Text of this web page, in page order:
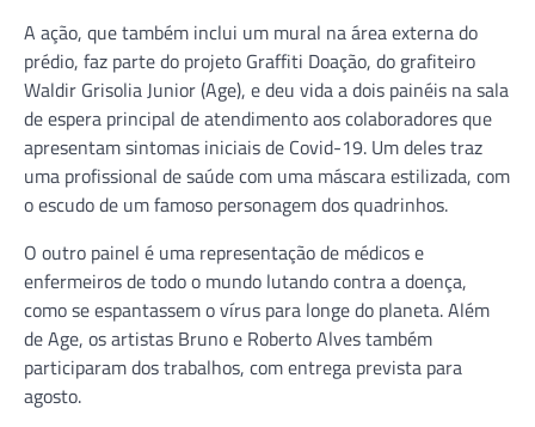
A ação, que também inclui um mural na área externa do
prédio, faz parte do projeto Graffiti Doação, do grafiteiro
Waldir Grisolia Junior (Age), e deu vida a dois painéis na sala
de espera principal de atendimento aos colaboradores que
apresentam sintomas iniciais de Covid-19. Um deles traz
uma profissional de saúde com uma máscara estilizada, com
o escudo de um famoso personagem dos quadrinhos.
O outro painel é uma representação de médicos e
enfermeiros de todo o mundo lutando contra a doença,
como se espantassem o vírus para longe do planeta. Além
de Age, os artistas Bruno e Roberto Alves também
participaram dos trabalhos, com entrega prevista para
agosto.